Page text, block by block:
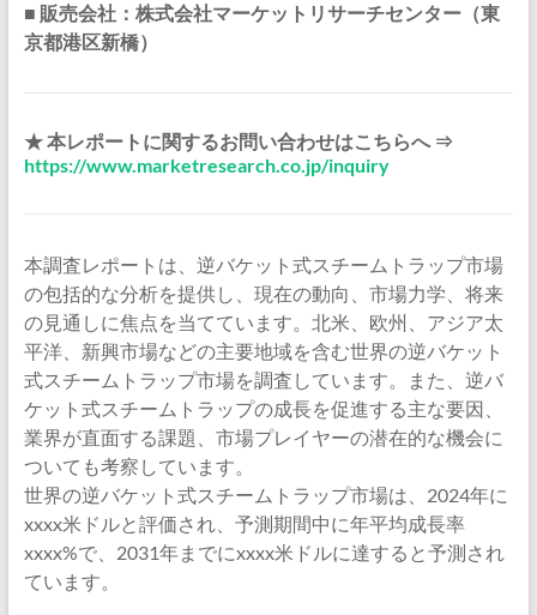
■ 販売会社：株式会社マーケットリサーチセンター（東
京都港区新橋）
★ 本レポートに関するお問い合わせはこちらへ ⇒
https://www.marketresearch.co.jp/inquiry
本調査レポートは、逆バケット式スチームトラップ市場
の包括的な分析を提供し、現在の動向、市場力学、将来
の見通しに焦点を当てています。北米、欧州、アジア太
平洋、新興市場などの主要地域を含む世界の逆バケット
式スチームトラップ市場を調査しています。また、逆バ
ケット式スチームトラップの成長を促進する主な要因、
業界が直面する課題、市場プレイヤーの潜在的な機会に
ついても考察しています。
世界の逆バケット式スチームトラップ市場は、2024年に
xxxx米ドルと評価され、予測期間中に年平均成長率
xxxx%で、2031年までにxxxx米ドルに達すると予測され
ています。